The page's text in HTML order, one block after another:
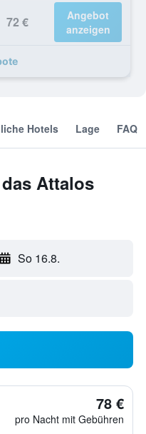
72 €
Angebot
anzeigen
Hotels Lage FAQ
Attalos
So 16.8.
78 €
pro Nacht mit Gebühren